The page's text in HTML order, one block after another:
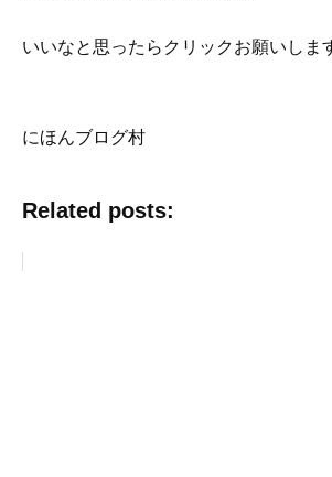
いいなと思ったらクリックお願いしま
にほんブログ村
Related posts: